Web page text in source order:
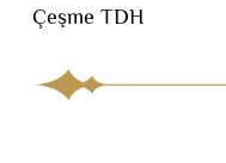
Çeşme TDH